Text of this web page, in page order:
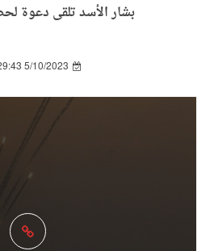
بشار الأسد تلقى دعوة لحضور
5/10/2023 2:29:43 PM